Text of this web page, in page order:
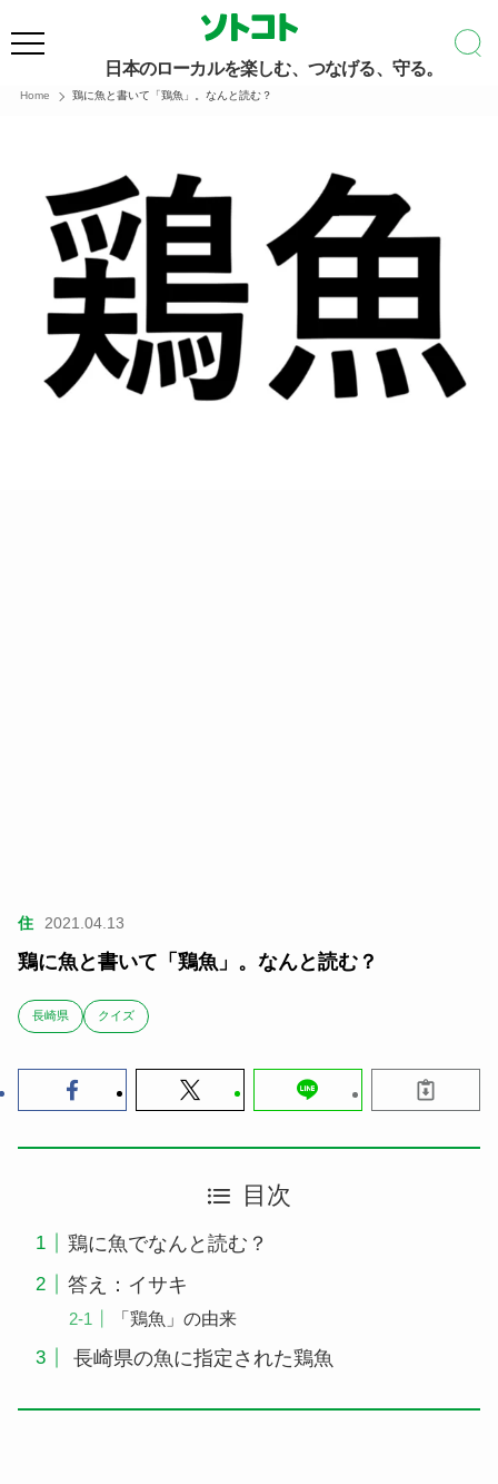
日本のローカルを楽しむ、つなげる、守る。
Home 鶏に魚と書いて「鶏魚」。なんと読む？
住 2021.04.13
鶏に魚と書いて「鶏魚」。なんと読む？
長崎県 クイズ
目次
鶏に魚でなんと読む？
答え：イサキ
「鶏魚」の由来
長崎県の魚に指定された鶏魚